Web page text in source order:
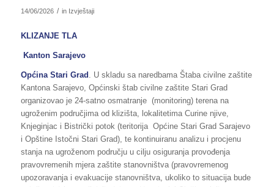
14/06/2026 / in Izvještaji
KLIZANJE TLA
Kanton Sarajevo
Općina Stari Grad
. U skladu sa naredbama Štaba civilne zaštite
Kantona Sarajevo, Općinski štab civilne zaštite Stari Grad
organizovao je 24-satno osmatranje (monitoring) terena na
ugroženim područjima od klizišta, lokalitetima Curine njive,
Knjeginjac i Bistrički potok (teritorija Općine Stari Grad Sarajevo
i Opštine Istočni Stari Grad), te kontinuiranu analizu i procjenu
stanja na ugroženom području u cilju osiguranja provođenja
pravovremenih mjera zaštite stanovništva (pravovremenog
upozoravanja i evakuacije stanovništva, ukoliko to situacija bude